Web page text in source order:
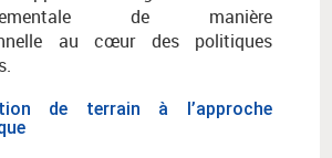
de manière
au cœur des politiques
de terrain à l’approche